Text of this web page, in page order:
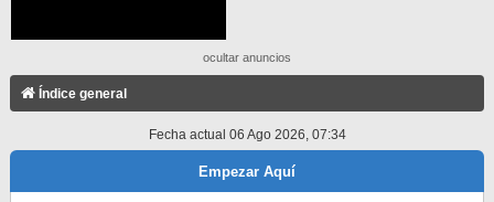
ocultar anuncios
Índice general
Fecha actual 06 Ago 2026, 07:34
Empezar Aquí